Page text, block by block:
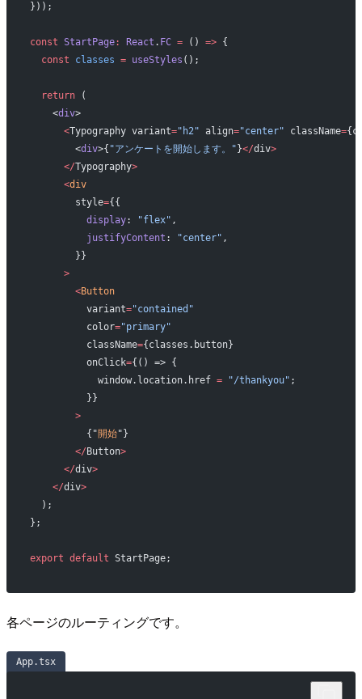
}));
const StartPage: React . FC = () => {
  const
classes = useStyles ();
  return
(
    <
div>
      <
Typography variant="h2" align="center" className=
        <
div>{ "アンケートを開始します。" }</div>
      </
Typography>
      <
div
        style
={{
          display
: "flex" ,
          justifyContent
: "center" ,
        }}
      >
        <
Button
          variant
="contained"
          color
="primary"
          className
={classes.button}
          onClick
={() => {
            window.location.href
= "/thankyou" ;
          }}
        >
          {"
開始"}
        </
Button>
      </
div>
    </
div>
  );
};
export default StartPage;
各ページのルーティングです。
App.tsx